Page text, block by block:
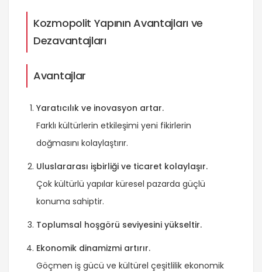
Kozmopolit Yapının Avantajları ve
Dezavantajları
Avantajlar
Yaratıcılık ve inovasyon artar.
Farklı kültürlerin etkileşimi yeni fikirlerin
doğmasını kolaylaştırır.
Uluslararası işbirliği ve ticaret kolaylaşır.
Çok kültürlü yapılar küresel pazarda güçlü
konuma sahiptir.
Toplumsal hoşgörü seviyesini yükseltir.
Ekonomik dinamizmi artırır.
Göçmen iş gücü ve kültürel çeşitlilik ekonomik